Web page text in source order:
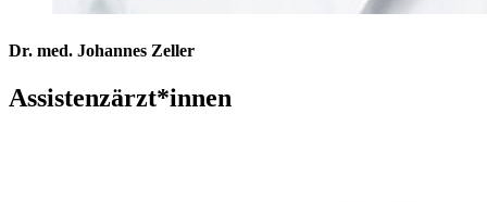
Dr. med. Johannes Zeller
Assistenzärzt*innen